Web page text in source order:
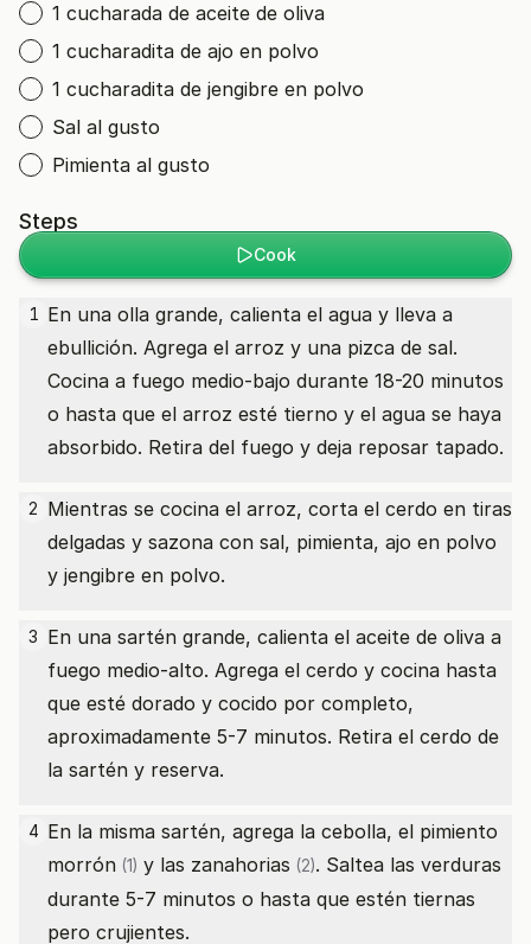
1 cucharada de aceite de oliva
1 cucharadita de ajo en polvo
1 cucharadita de jengibre en polvo
Sal al gusto
Pimienta al gusto
Steps
Cook
1 En una olla grande, calienta el agua y lleva a
ebullición. Agrega el arroz y una pizca de sal.
Cocina a fuego medio-bajo durante 18-20 minutos
o hasta que el arroz esté tierno y el agua se haya
absorbido. Retira del fuego y deja reposar tapado.
2 Mientras se cocina el arroz, corta el cerdo en tiras
delgadas y sazona con sal, pimienta, ajo en polvo
y jengibre en polvo.
3 En una sartén grande, calienta el aceite de oliva a
fuego medio-alto. Agrega el cerdo y cocina hasta
que esté dorado y cocido por completo,
aproximadamente 5-7 minutos. Retira el cerdo de
la sartén y reserva.
4 En la misma sartén, agrega la cebolla, el pimiento
morrón (1) y las zanahorias (2). Saltea las verduras
durante 5-7 minutos o hasta que estén tiernas
pero crujientes.